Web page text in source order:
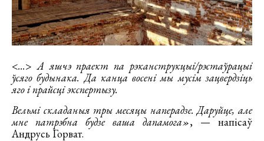
<...> А яшчэ праект па рэканструкцыі/рэстаўрацыі
ўсяго будынака. Да канца восені мы мусім зацвердзіць
яго і прайсці экспертызу.
Вельмі складаныя тры месяцы наперадзе. Даруйце, але
мне патрэбна будзе ваша дапамога», — напісаў
Андрусь Горват.